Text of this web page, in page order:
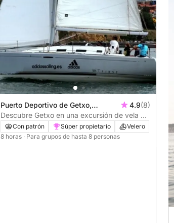
Puerto Deportivo de Getxo,
Guecho, España
4.9(8)
Descubre Getxo en una excursión de vela de
día completo.
Con patrón Súper propietario
Velero
8 horas · Para grupos de hasta 8 personas